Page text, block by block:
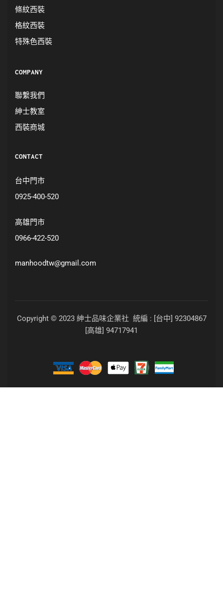
條紋西裝
格紋西裝
特殊色西裝
COMPANY
聯繫我們
紳士教室
西裝商城
CONTACT
台中門市
0925-400-520
高雄門市
0966-422-520
manhoodtw@gmail.com
Copyright © 2023 紳士品味企業社 統編 : [台中] 92304867
[高雄] 94717941